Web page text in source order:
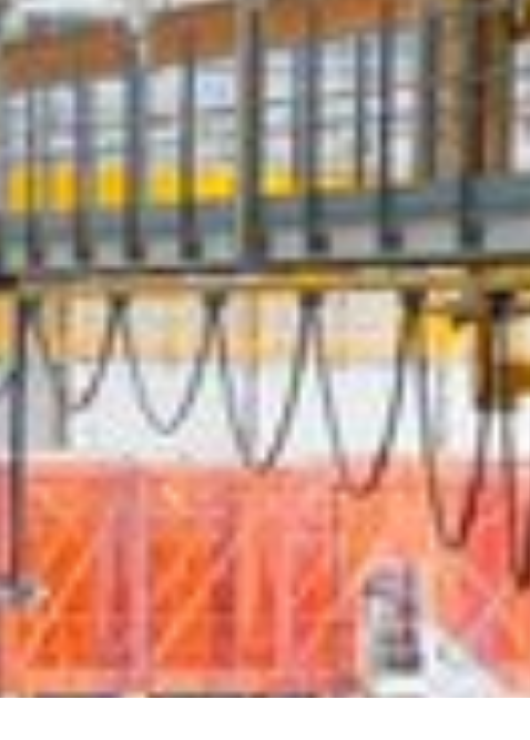
Evelop
21 novembre 2018
Lire la Suite